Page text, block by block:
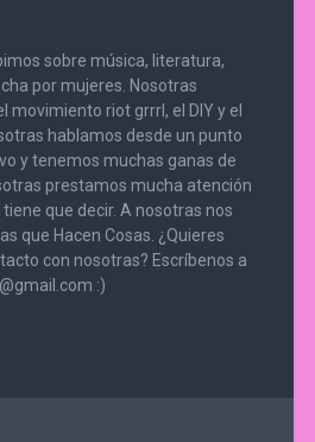
sobre música, literatura,
por mujeres. Nosotras
movimiento riot grrrl, el DIY y el
hablamos desde un punto
y tenemos muchas ganas de
prestamos mucha atención
que decir. A nosotras nos
que Hacen Cosas. ¿Quieres
con nosotras? Escríbenos a
:)